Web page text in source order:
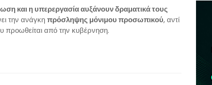
και η υπερεργασία αυξάνουν δραματικά τους
την ανάγκηπρόσληψης μόνιμου προσωπικού, αντί
προωθείται από την κυβέρνηση.